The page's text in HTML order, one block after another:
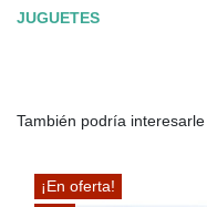
JUGUETES
También podría interesarle
¡En oferta!